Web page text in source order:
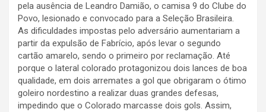
pela ausência de Leandro Damião, o camisa 9 do Clube do
Povo, lesionado e convocado para a Seleção Brasileira.
As dificuldades impostas pelo adversário aumentariam a
partir da expulsão de Fabrício, após levar o segundo
cartão amarelo, sendo o primeiro por reclamação. Até
porque o lateral colorado protagonizou dois lances de boa
qualidade, em dois arremates a gol que obrigaram o ótimo
goleiro nordestino a realizar duas grandes defesas,
impedindo que o Colorado marcasse dois gols. Assim,